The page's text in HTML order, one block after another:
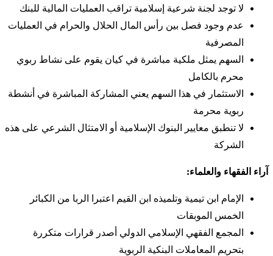
لا توجد لجنة شرعية إسلامية تراقب العمليات المالية للبنك
عدم وجود فصل بين رأس المال الحلال والحرام في العمليات
المصرفية
السهم يمثل ملكية مباشرة في كيان يقوم على نشاط ربوي
محرم بالكامل
الاستثمار في هذا السهم يعني المشاركة المباشرة في أنشطة
ربوية محرمة
لا تنطبق معايير البنوك الإسلامية أو الامتثال الشرعي على هذه
الشركة
آراء الفقهاء والعلماء:
الإمام ابن تيمية وتلميذه ابن القيم اعتبرا الربا من الكبائر
الخمس الموبقات
المجمع الفقهي الإسلامي الدولي أصدر قرارات متكررة
بتحريم المعاملات البنكية الربوية